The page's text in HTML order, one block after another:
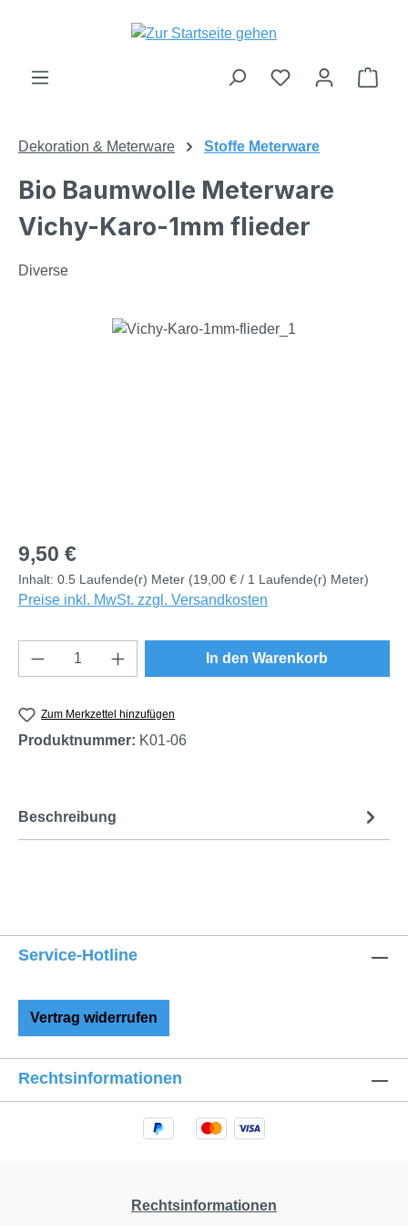
Zum Hauptinhalt springen
Du hast 0
Dekoration & Meterware Stoffe Meterware
Bio Baumwolle Meterware
Vichy-Karo-1mm flieder
Diverse
Bildergalerie überspringen
Regulärer Preis:
9,50 €
Inhalt: 0.5 Laufende(r) Meter (19,00 € / 1 Laufende(r) Meter)
Preise inkl. MwSt. zzgl. Versandkosten
Produkt Anzahl: Gib den gewünschten
In den Warenkorb
Zum Merkzettel hinzufügen
Produktnummer: K01-06
Beschreibung
Service-Hotline
Vertrag widerrufen
Rechtsinformationen
Rechtsinformationen